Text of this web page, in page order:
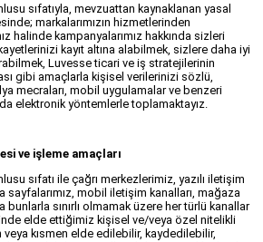
sıfatıyla, mevzuattan kaynaklanan yasal
markalarımızın hizmetlerinden
halinde kampanyalarımız hakkında sizleri
kayıt altına alabilmek, sizlere daha iyi
Luvesse ticari ve iş stratejilerinin
gibi amaçlarla kişisel verilerinizi sözlü,
mecraları, mobil uygulamalar ve benzeri
elektronik yöntemlerle toplamaktayız.
ve işleme amaçları
sıfatı ile çağrı merkezlerimiz, yazılı iletişim
sayfalarımız, mobil iletişim kanalları, mağaza
bunlarla sınırlı olmamak üzere her türlü kanallar
elde ettiğimiz kişisel ve/veya özel nitelikli
kısmen elde edilebilir, kaydedilebilir,